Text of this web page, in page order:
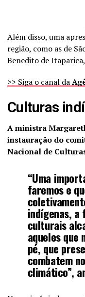
Além disso, uma
região, como as de
Benedito de
>> Siga o canal da
Culturas
A ministra
instauração do
Nacional de
“Uma
faremos e
indígenas, a
culturais
aqueles que
pé, que
combatem
climático”,